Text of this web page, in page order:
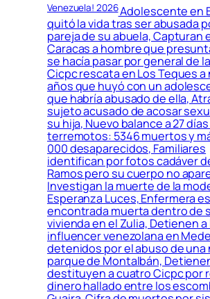
Venezuela! 2026Adolescente en
quitó la vida tras ser abusada
pareja de su abuela, Capturan
Caracas a hombre que
se hacía pasar por general de la
Cicpc rescata en Los Teques a
años que huyó con un
que habría abusado de ella,
sujeto acusado de acosar
su hija, Nuevo balance a 27
terremotos: 5346 muertos y
000 desaparecidos, Familiares
identifican por fotos cadáver
Ramos pero su cuerpo no
Investigan la muerte de la
Esperanza Luces, Enfermera es
encontrada muerta dentro de
vivienda en el Zulia, Detienen a
influencer venezolana en
detenidos por el abuso de una
parque de Montalbán,
destituyen a cuatro Cicpc por
dinero hallado entre los